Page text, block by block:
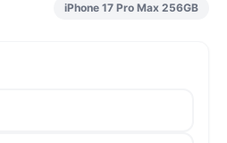
iPhone 17 Pro Max 256GB